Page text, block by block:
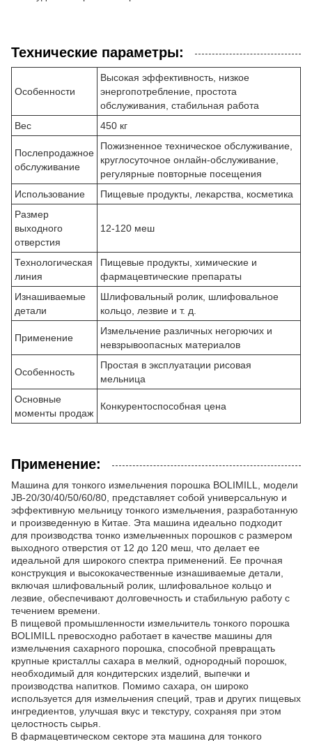
Технические параметры:
Особенности
Высокая эффективность, низкое
энергопотребление, простота
обслуживания, стабильная работа
Вес
450 кг
Послепродажное
обслуживание
Пожизненное техническое обслуживание,
круглосуточное онлайн-обслуживание,
регулярные повторные посещения
Использование
Пищевые продукты, лекарства, косметика
Размер
выходного
отверстия
12-120 меш
Технологическая
линия
Пищевые продукты, химические и
фармацевтические препараты
Изнашиваемые
детали
Шлифовальный ролик, шлифовальное
кольцо, лезвие и т. д.
Применение
Измельчение различных негорючих и
невзрывоопасных материалов
Особенность
Простая в эксплуатации рисовая
мельница
Основные
моменты продаж
Конкурентоспособная цена
Применение:
Машина для тонкого измельчения порошка BOLIMILL, модели
JB-20/30/40/50/60/80, представляет собой универсальную и
эффективную мельницу тонкого измельчения, разработанную
и произведенную в Китае. Эта машина идеально подходит
для производства тонко измельченных порошков с размером
выходного отверстия от 12 до 120 меш, что делает ее
идеальной для широкого спектра применений. Ее прочная
конструкция и высококачественные изнашиваемые детали,
включая шлифовальный ролик, шлифовальное кольцо и
лезвие, обеспечивают долговечность и стабильную работу с
течением времени.
В пищевой промышленности измельчитель тонкого порошка
BOLIMILL превосходно работает в качестве машины для
измельчения сахарного порошка, способной превращать
крупные кристаллы сахара в мелкий, однородный порошок,
необходимый для кондитерских изделий, выпечки и
производства напитков. Помимо сахара, он широко
используется для измельчения специй, трав и других пищевых
ингредиентов, улучшая вкус и текстуру, сохраняя при этом
целостность сырья.
В фармацевтическом секторе эта машина для тонкого